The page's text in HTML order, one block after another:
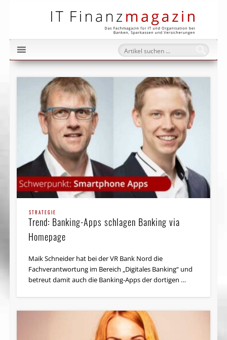
STRATEGIE
Trend: Banking-Apps schlagen Banking via
Homepage
Maik Schneider hat bei der VR Bank Nord die
Fachverantwortung im Bereich „Digitales Banking“ und
betreut damit auch die Banking-Apps der dortigen …